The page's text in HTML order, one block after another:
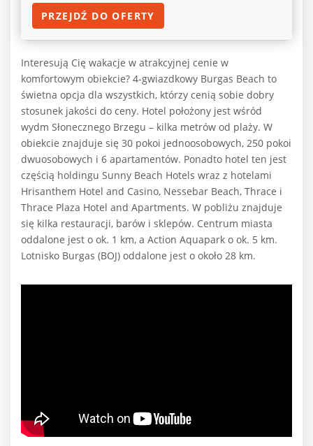
PRZEJDŹ DO OFERTY
Interesują Cię wakacje w atrakcyjnej cenie w
komfortowym obiekcie? 4-gwiazdkowy Burgas Beach to
świetna opcja dla wszystkich, którzy cenią sobie dobry
stosunek jakości do ceny. Hotel położony jest wśród
wydm Słonecznego Brzegu – kilka metrów od plaży. W
obiekcie znajduje się 30 pokoi jednoosobowych, 250 pokoi
dwuosobowych i 6 apartamentów. Ponadto hotel ten jest
częścią holdingu Sunny Beach Hotels wraz z hotelami
Hrisanthem Hotel and Casino, Nessebar Beach, Thrace i
Thrace Plaza Hotel and Apartments. W pobliżu znajduje
się kilka restauracji, barów i sklepów. Centrum miasta
oddalone jest o ok. 1 km, a Action Aquapark o ok. 5 km.
Lotnisko Burgas (BOJ) oddalone jest o około 28 km.